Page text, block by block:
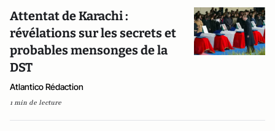
Attentat de Karachi :
révélations sur les secrets et
probables mensonges de la
DST
Atlantico Rédaction
1 min de lecture